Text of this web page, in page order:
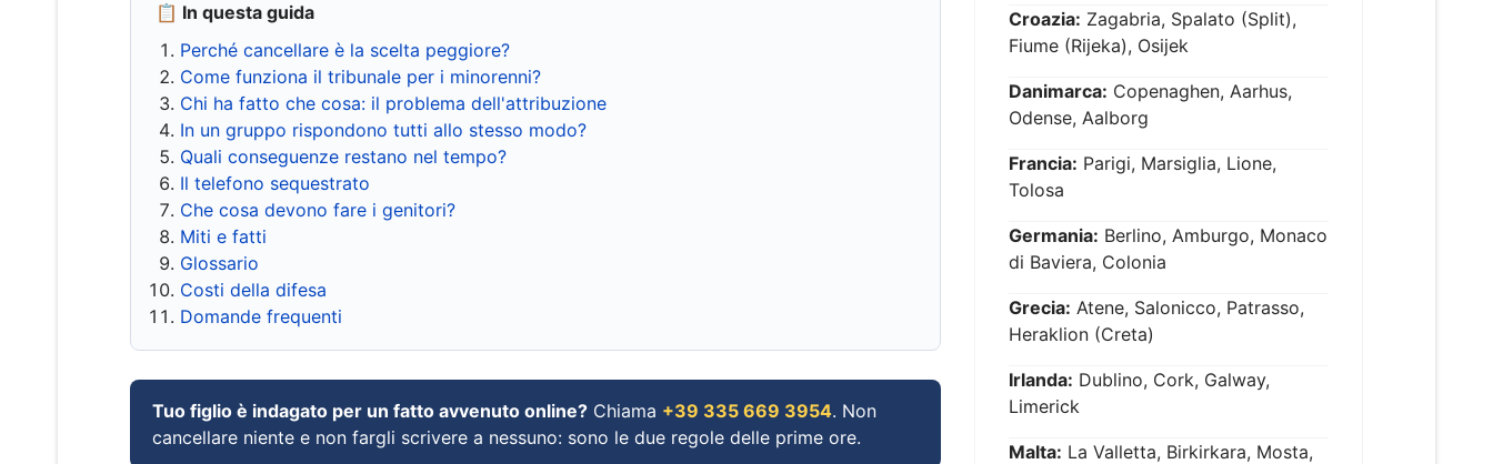
📋 In questa guida
Perché cancellare è la scelta peggiore?
Come funziona il tribunale per i minorenni?
Chi ha fatto che cosa: il problema dell'attribuzione
In un gruppo rispondono tutti allo stesso modo?
Quali conseguenze restano nel tempo?
Il telefono sequestrato
Che cosa devono fare i genitori?
Miti e fatti
Glossario
Costi della difesa
Domande frequenti
Tuo figlio è indagato per un fatto avvenuto online? Chiama +39 335 669 3954. Non
cancellare niente e non fargli scrivere a nessuno: sono le due regole delle prime ore.
Croazia: Zagabria, Spalato (Split),
Fiume (Rijeka), Osijek
Danimarca: Copenaghen, Aarhus,
Odense, Aalborg
Francia: Parigi, Marsiglia, Lione,
Tolosa
Germania: Berlino, Amburgo, Monaco
di Baviera, Colonia
Grecia: Atene, Salonicco, Patrasso,
Heraklion (Creta)
Irlanda: Dublino, Cork, Galway,
Limerick
Malta: La Valletta, Birkirkara, Mosta,